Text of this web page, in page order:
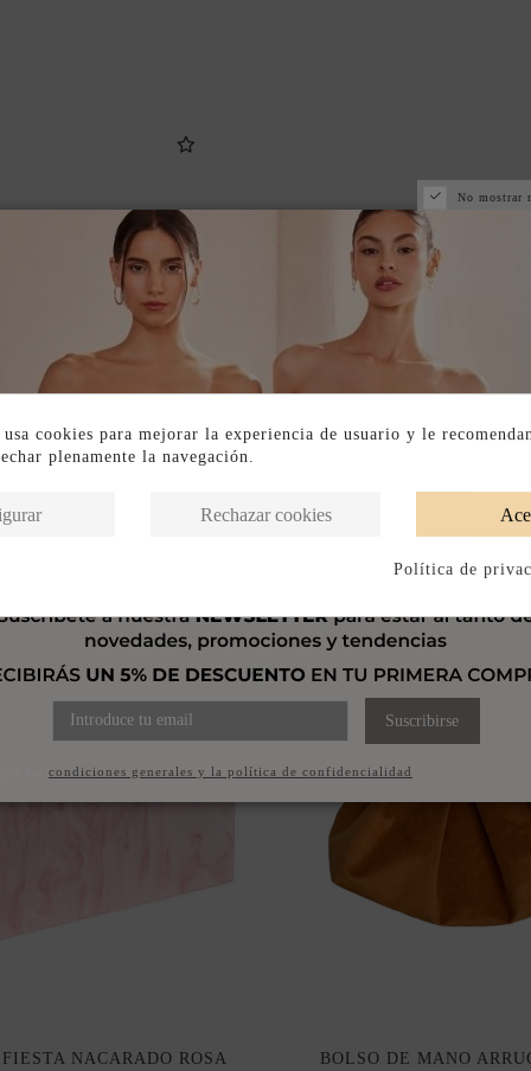
Productos en la misma categoría
NACARADO ROSA
BOLSO DE MANO
No mostrar
Suscribirse
condiciones generales y la política de confidencialidad
cookies para mejorar la experiencia de usuario y le
plenamente la navegación.
Rechazar cookies
Política de